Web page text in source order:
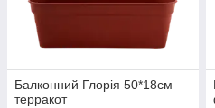
Балконний Глорія 50*18см
терракот